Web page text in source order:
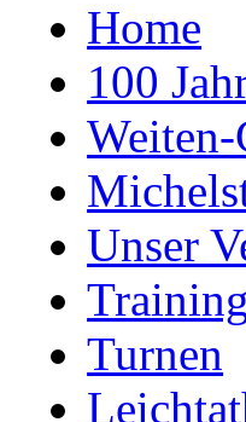
Home
100
Weiten-
Unser
Turnen